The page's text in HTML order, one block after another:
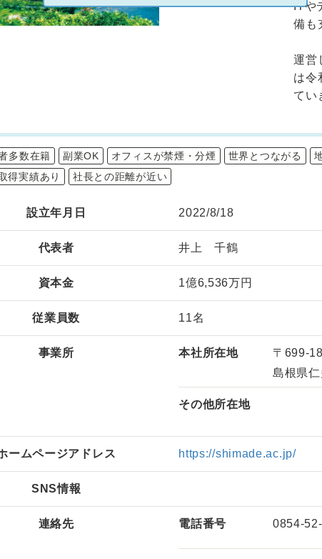
ITや
備も
運営
は令
てい
多数在籍 副業OK オフィスが禁煙・分煙 世界とつながる
得実績あり
社長との距離が近い
設立年月日 2022/8/18
代表者 井上 千鶴
資本金 1億6,536万円
従業員数 11名
事業所 本社所在地
〒699-
島根県
その他所在地
ームページアドレス https://shimade.ac.jp/
SNS情報
連絡先 電話番号 0854-